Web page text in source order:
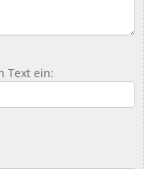
Text ein: